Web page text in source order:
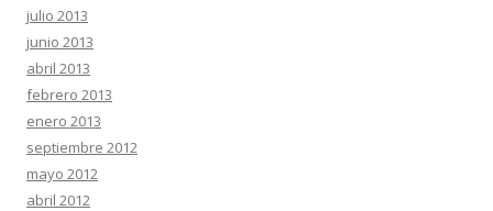
julio 2013
junio 2013
abril 2013
febrero 2013
enero 2013
septiembre 2012
mayo 2012
abril 2012